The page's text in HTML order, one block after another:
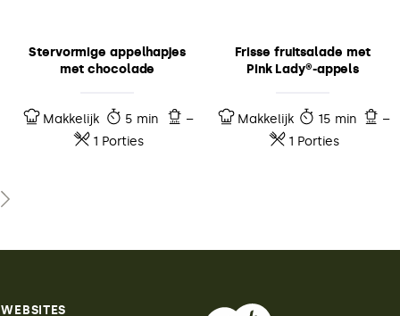
Stervormige appelhapjes
met chocolade
Makkelijk 5 min
–
1 Porties
Frisse fruitsalade met
Pink Lady®-appels
Makkelijk 15 min
–
1 Porties